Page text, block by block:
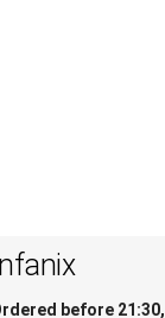
before 21:30,